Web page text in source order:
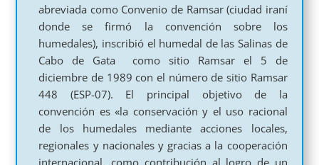
abreviada como Convenio de Ramsar (ciudad iraní
donde se firmó la convención sobre los
humedales), inscribió el humedal de las Salinas de
Cabo de Gata como sitio Ramsar el 5 de
diciembre de 1989 con el número de sitio Ramsar
448 (ESP-07). El principal objetivo de la
convención es «la conservación y el uso racional
de los humedales mediante acciones locales,
regionales y nacionales y gracias a la cooperación
internacional, como contribución al logro de un